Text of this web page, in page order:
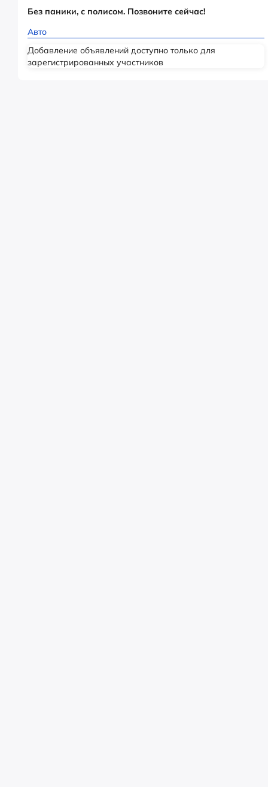
Без паники, с полисом. Позвоните сейчас!
Авто
Добавление объявлений доступно только для
зарегистрированных участников